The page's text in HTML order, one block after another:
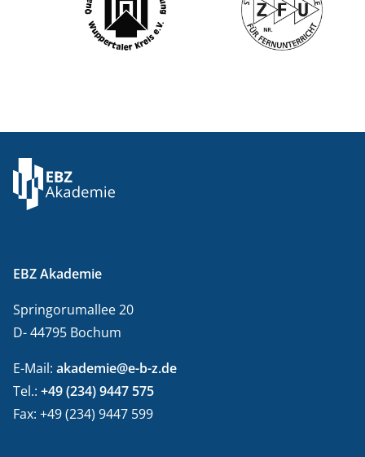
EBZ Akademie
Springorumallee 20
D- 44795 Bochum
E-Mail: akademie@e-b-z.de
Tel.: +49 (234) 9447 575
Fax: +49 (234) 9447 599